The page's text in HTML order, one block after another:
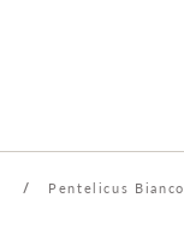
/ Pentelicus Bianco